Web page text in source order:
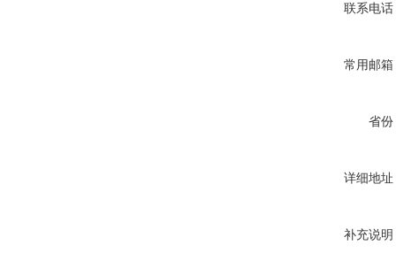
联系电话
常用邮箱
省份
详细地址
补充说明